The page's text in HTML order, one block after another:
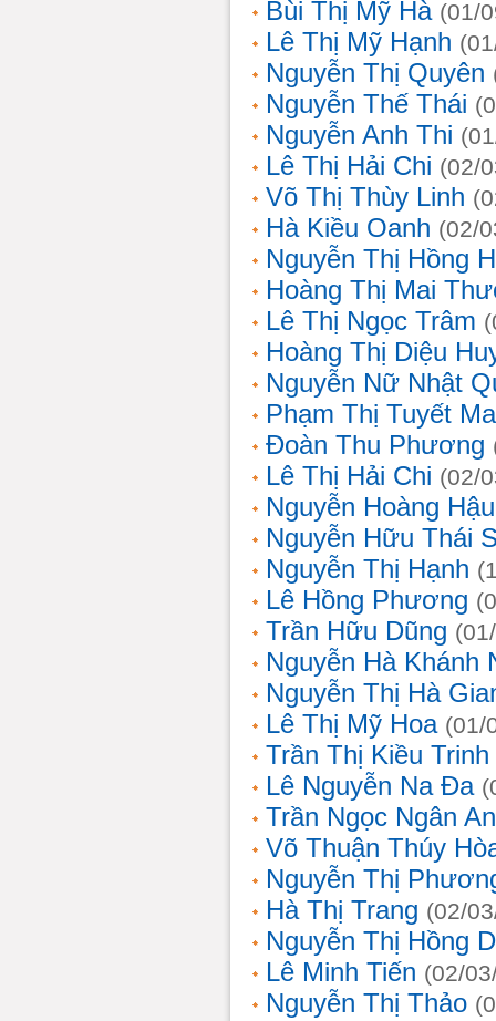
Bùi Thị Mỹ Hà (01/
Lê Thị Mỹ Hạnh
Nguyễn Thị Quyên
Nguyễn Thế Thái
Nguyễn Anh Thi
Lê Thị Hải Chi (02/
Võ Thị Thùy Linh
Hà Kiều Oanh (02/
Nguyễn Thị Hồng
Hoàng Thị Mai
Lê Thị Ngọc Trâm
Hoàng Thị Diệu
Nguyễn Nữ Nhật
Phạm Thị Tuyết
Đoàn Thu Phương
Lê Thị Hải Chi (02/
Nguyễn Hoàng Hậu
Nguyễn Hữu Thái
Nguyễn Thị Hạnh
Lê Hồng Phương
Trần Hữu Dũng
Nguyễn Hà Khánh
Nguyễn Thị Hà
Lê Thị Mỹ Hoa (01/
Trần Thị Kiều Trinh
Lê Nguyễn Na Đa
Trần Ngọc Ngân
Võ Thuận Thúy
Nguyễn Thị
Hà Thị Trang (02/
Nguyễn Thị Hồng
Lê Minh Tiến (02/
Nguyễn Thị Thảo